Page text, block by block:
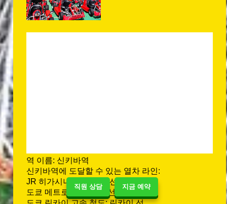
직원 상담 지금 예약
역 이름: 신키바역
신키바역에 도달할 수 있는 열차 라인:
JR 히가시니혼: 게이요 선
도쿄 메트로: 유라쿠초 선